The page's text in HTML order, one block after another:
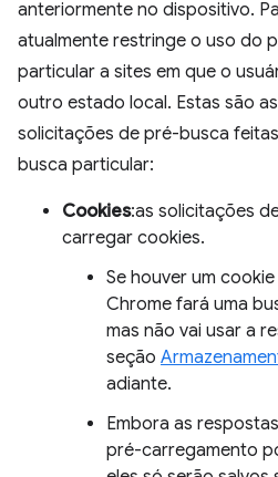
anteriormente no dispositivo.
atualmente restringe o uso do
particular a sites em que o
outro estado local. Estas são
solicitações de pré-busca
busca particular:
Cookies:as solicitações
carregar cookies.
Se houver um
Chrome fará uma
mas não vai usar a
seção
adiante.
Embora as
pré-carregamento